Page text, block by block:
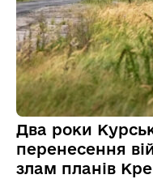
Два роки
перенесення
злам планів